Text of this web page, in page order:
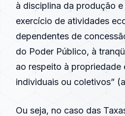
à disciplina da produção
exercício de atividades
dependentes de
do Poder Público, à
ao respeito à propriedade
individuais ou coletivos”
Ou seja, no caso das